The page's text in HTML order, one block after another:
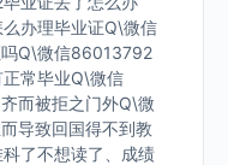
办理毕业证Q\微信
Q\微信86013792
常毕业Q\微信
而被拒之门外Q\微
导致回国得不到教
了不想读了、成绩